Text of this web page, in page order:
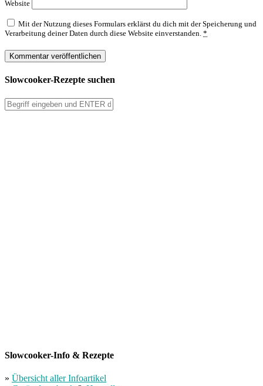
Website
Mit der Nutzung dieses Formulars erklärst du dich mit der Speicherung und
Verarbeitung deiner Daten durch diese Website einverstanden. *
Slowcooker-Rezepte suchen
Slowcooker-Info & Rezepte
» Übersicht aller Infoartikel